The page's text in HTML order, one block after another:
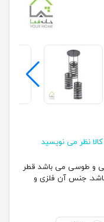
نظر می نویسید
و طوسی می باشد قطر
سانتیمتر می باشد. جنس آن فلزی و